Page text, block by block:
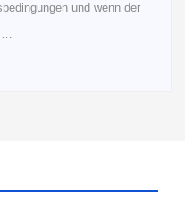
und wenn der